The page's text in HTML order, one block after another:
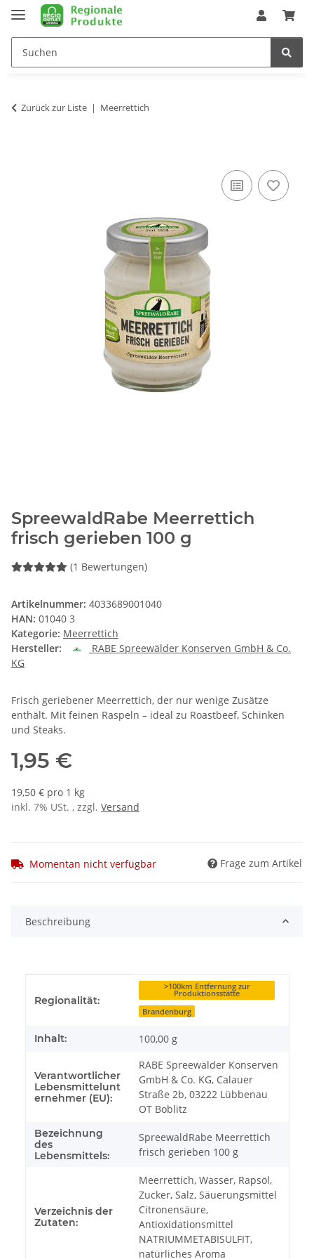
Zurück zur Liste Meerrettich
SpreewaldRabe Meerrettich
frisch gerieben 100 g
(1 Bewertungen)
Artikelnummer: 4033689001040
HAN: 01040 3
Kategorie: Meerrettich
Hersteller:
RABE Spreewälder Konserven GmbH & Co.
KG
Frisch geriebener Meerrettich, der nur wenige Zusätze
enthält. Mit feinen Raspeln – ideal zu Roastbeef, Schinken
und Steaks.
1,95 €
19,50 € pro 1 kg
inkl. 7% USt. , zzgl. Versand
Momentan nicht verfügbar Frage zum Artikel
Beschreibung
Regionalität:
>100km Entfernung zur
Produktionsstätte
Brandenburg
Inhalt: 100,00 g
Verantwortlicher
Lebensmittelunt
ernehmer (EU):
RABE Spreewälder Konserven
GmbH & Co. KG, Calauer
Straße 2b, 03222 Lübbenau
OT Boblitz
Bezeichnung
des
Lebensmittels:
SpreewaldRabe Meerrettich
frisch gerieben 100 g
Verzeichnis der
Zutaten:
Meerrettich, Wasser, Rapsöl,
Zucker, Salz, Säuerungsmittel
Citronensäure,
Antioxidationsmittel
NATRIUMMETABISULFIT,
natürliches Aroma